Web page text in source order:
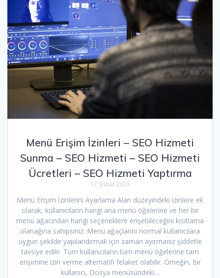
Menü Erişim İzinleri – SEO Hizmeti
Sunma – SEO Hizmeti – SEO Hizmeti
Ücretleri – SEO Hizmeti Yaptırma
17 Şubat 2023
Menü Erişim İzinlerini Ayarlama Alan düzeyindeki izinlere ek
olarak, kullanıcıların hangi ana menü öğelerine ve her bir
menü ağacından hangi seçeneklere erişebileceğini kısıtlama
olanağına sahipsiniz. Menü ağaçlarını normal kullanıcılara
uygun şekilde yapılandırmak için zaman ayırmanız şiddetle
tavsiye edilir. Tüm kullanıcıların tüm menü öğelerine tam
erişimine izin verme alternatifi felaket olabilir. Örneğin, bir
kullanıcı, Dosya menüsündeki…